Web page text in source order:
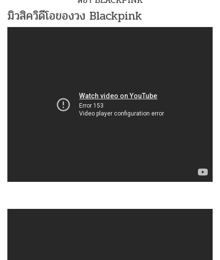
มิวสิควิดีโอของวง Blackpink